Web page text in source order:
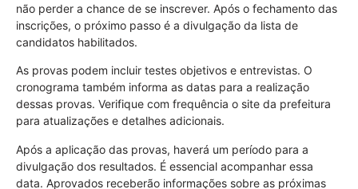
não perder a chance de se inscrever. Após o fechamento das
inscrições, o próximo passo é a divulgação da lista de
candidatos habilitados.
As provas podem incluir testes objetivos e entrevistas. O
cronograma também informa as datas para a realização
dessas provas. Verifique com frequência o site da prefeitura
para atualizações e detalhes adicionais.
Após a aplicação das provas, haverá um período para a
divulgação dos resultados. É essencial acompanhar essa
data. Aprovados receberão informações sobre as próximas